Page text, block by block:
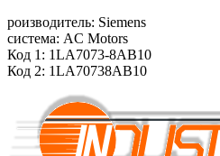
роизводитель: Siemens
система: AC Motors
Код 1: 1LA7073-8AB10
Код 2: 1LA70738AB10